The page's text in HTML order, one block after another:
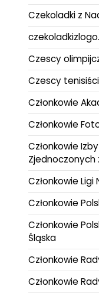
Czekoladki z
Czescy
Czescy tenisiści
Członkowie
Członkowie
Członkowie
Zjednoczonych
Członkowie
Członkowie
Członkowie
Śląska
Członkowie
Członkowie